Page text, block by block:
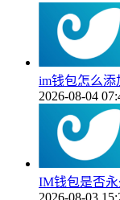
im钱包怎么
2026-08-04
IM钱包是否
2026-08-03